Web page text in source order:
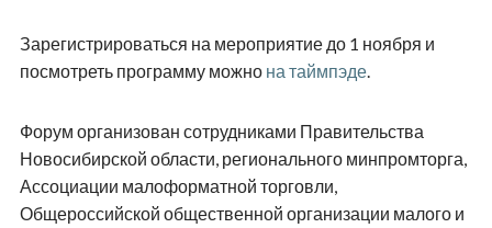
Зарегистрироваться на мероприятие до 1 ноября и
посмотреть программу можно на таймпэде.
Форум организован сотрудниками Правительства
Новосибирской области, регионального минпромторга,
Ассоциации малоформатной торговли,
Общероссийской общественной организации малого и